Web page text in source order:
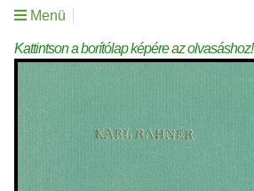
Menü
Kattintson a borítólap képére az olvasáshoz!